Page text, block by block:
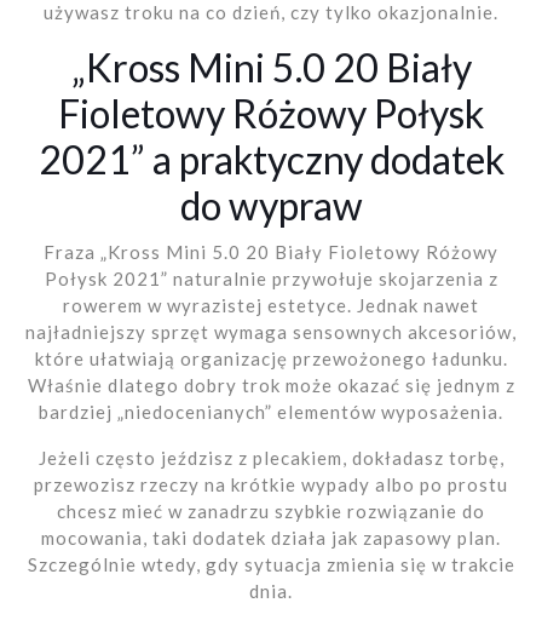
używasz troku na co dzień, czy tylko okazjonalnie.
„Kross Mini 5.0 20 Biały
Fioletowy Różowy Połysk
2021” a praktyczny dodatek
do wypraw
Fraza „Kross Mini 5.0 20 Biały Fioletowy Różowy
Połysk 2021” naturalnie przywołuje skojarzenia z
rowerem w wyrazistej estetyce. Jednak nawet
najładniejszy sprzęt wymaga sensownych akcesoriów,
które ułatwiają organizację przewożonego ładunku.
Właśnie dlatego dobry trok może okazać się jednym z
bardziej „niedocenianych” elementów wyposażenia.
Jeżeli często jeździsz z plecakiem, dokładasz torbę,
przewozisz rzeczy na krótkie wypady albo po prostu
chcesz mieć w zanadrzu szybkie rozwiązanie do
mocowania, taki dodatek działa jak zapasowy plan.
Szczególnie wtedy, gdy sytuacja zmienia się w trakcie
dnia.